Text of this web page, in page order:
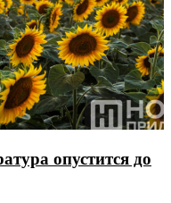
опустится до